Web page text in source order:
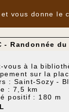
- Randonnée
vous à la
sur la
: Saint-Sozy -
: 7,5 km
positif : 180 m
vous donne le